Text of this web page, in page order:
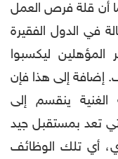
أن قلة فرص العمل
في الدول الفقيرة
المؤهلين ليكسبوا
إضافة إلى هذا فإن
ينقسم إلى
تعد بمستقبل جيد
أي تلك الوظائف